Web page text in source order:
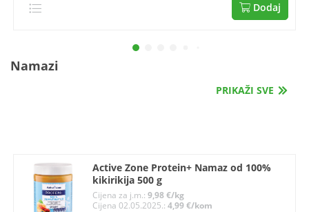
Dodaj
Namazi
PRIKAŽI SVE
Active Zone Protein+ Namaz od 100%
kikirikija 500 g
Cijena za j.m.: 9,98 €/kg
Cijena 02.05.2025.: 4,99 €/kom